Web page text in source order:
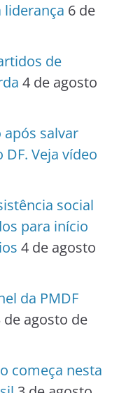
liderança 6 de
de
4 de agosto
salvar
Veja vídeo
social
para início
4 de agosto
da PMDF
de agosto de
começa nesta